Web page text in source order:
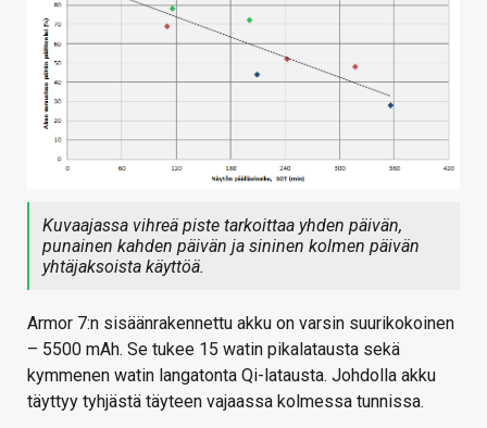
Kuvaajassa vihreä piste tarkoittaa yhden päivän,
punainen kahden päivän ja sininen kolmen päivän
yhtäjaksoista käyttöä.
Armor 7:n sisäänrakennettu akku on varsin suurikokoinen
– 5500 mAh. Se tukee 15 watin pikalatausta sekä
kymmenen watin langatonta Qi-latausta. Johdolla akku
täyttyy tyhjästä täyteen vajaassa kolmessa tunnissa.